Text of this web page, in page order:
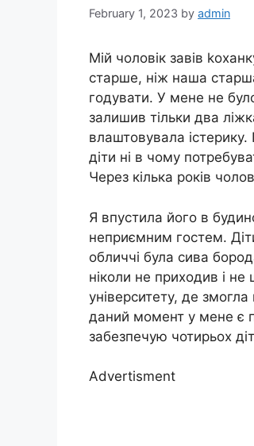
February 1, 2023 by admin
Мій чоловік завів
старше, ніж наша
годувати. У мене не
залишив тільки два
влаштовувала
діти ні в чому
Через кілька років
Я впустила його в
неприємним гостем.
обличчі була сива
ніколи не приходив і не
університету, де
даний момент у мене є
забезпечую чотирьох
Advertisment